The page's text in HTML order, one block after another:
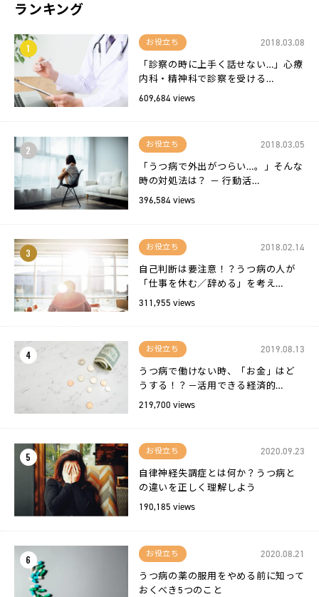
運
営
会
社
ランキング
1 お役立ち
2018.03.08
「診察の時に上手く話せない…」心療
内科・精神科で診察を受ける…
609,684 views
2 お役立ち
2018.03.05
「うつ病で外出がつらい…。」そんな
時の対処法は？ － 行動活…
396,584 views
3 お役立ち
2018.02.14
自己判断は要注意！？うつ病の人が
「仕事を休む／辞める」を考え…
311,955 views
4 お役立ち
2019.08.13
うつ病で働けない時、「お金」はど
うする！？－活用できる経済的…
219,700 views
5 お役立ち
2020.09.23
自律神経失調症とは何か？うつ病と
の違いを正しく理解しよう
190,185 views
6 お役立ち
2020.08.21
うつ病の薬の服用をやめる前に知って
おくべき5つのこと